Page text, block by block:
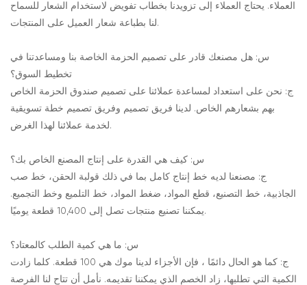
العملاء. يحتاج العملاء إلى تزويدنا بخطاب تفويض لاستخدام الشعار للسماح
لنا بطباعة شعار العميل على المنتجات.
س: هل مصنعك قادر على تصميم الحزمة الخاصة بنا ومساعدتنا في
تخطيط السوق؟
ج: نحن على استعداد لمساعدة عملائنا على تصميم صندوق الحزمة الخاص
بهم بشعارهم الخاص. لدينا فريق تصميم وفريق تصميم خطة تسويقية
لخدمة عملائنا لهذا الغرض.
س: كيف هي القدرة على إنتاج المصنع الخاص بك؟
ج: مصنعنا لديه خط إنتاج كامل بما في ذلك قولبة الحقن، خط صب
الجاذبية، خط التصنيع، قطع المواد، ضغط المواد، خط التلميع وخط التجميع.
يمكننا تصنيع منتجات تصل إلى 10,400 قطعة يوميًا.
س: ما هي كمية الطلب كالمعتاد؟
ج: كما هو الحال دائمًا ، فإن الأجزاء لدينا موك هي 100 قطعة. كلما زادت
الكمية التي تطلبها، زاد الخصم الذي يمكننا تقديمه. نأمل أن تتاح لنا الفرصة